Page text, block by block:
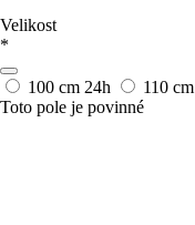
Velikost
*
100 cm 24h 110 cm
Toto pole je povinné